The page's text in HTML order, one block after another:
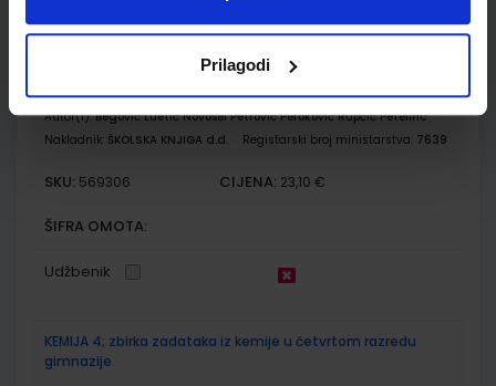
Prilagodi
KEMIJA 4; udžbenik kemije u četvrtom razredu gimnazije s
Autor(i):Begović Luetić Novosel Petrović Peroković Rupčić Petelinc
Nakladnik: ŠKOLSKA KNJIGA d.d. Registarski broj ministarstva: 7639
SKU: 569306 CIJENA: 23,10 €
ŠIFRA OMOTA:
Udžbenik
KEMIJA 4; zbirka zadataka iz kemije u četvrtom razredu
gimnazije